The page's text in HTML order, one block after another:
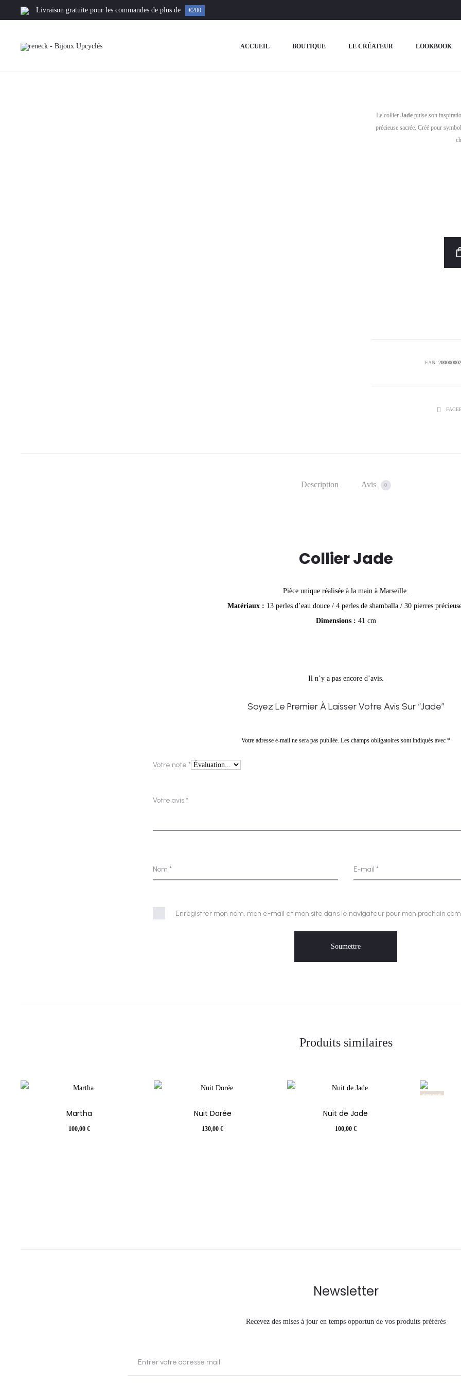
Livraison gratuite pour les commandes de plus de €200
ACCUEIL BOUTIQUE LE CRÉATEUR LOOKBOOK
Le collier Jadepuise son
précieuse sacrée. Créé pour
EAN:
SHARE
Description Avis 0
Collier Jade
Pièce unique réalisée à la main à Marseille.
Matériaux : 13 perles d’eau douce / 4 perles de shamballa / 30 pierres
Dimensions : 41 cm
s
Il n’y a pas encore d’avis.
Soyez Le Premier À Laisser Votre Avis Sur “Jade”
Votre adresse e-mail ne sera pas publiée. Les champs obligatoires sont indiqués avec *
Votre note *
Votre avis*
Nom * E-mail *
Enregistrer mon nom, mon e-mail et mon site dans le navigateur pour mon prochain
Produits similaires
Martha
100,00€
Nuit Dorée
130,00€
Nuit de Jade
100,00 €
ÉPUISÉ
Newsletter
Recevez des mises à jour en temps opportun de vos produits préférés